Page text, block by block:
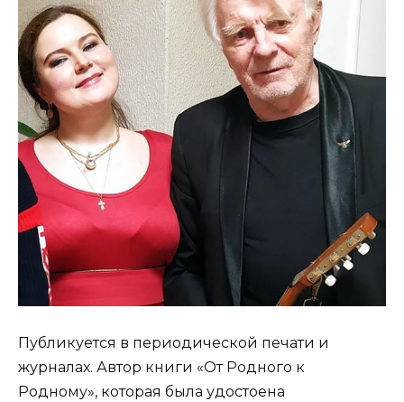
Публикуется в периодической печати и
журналах. Автор книги «От Родного к
Родному», которая была удостоена